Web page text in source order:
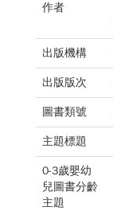
作者
出版機構
出版版次
圖書類號
主題標題
0-3歲嬰幼
兒圖書分齡
主題